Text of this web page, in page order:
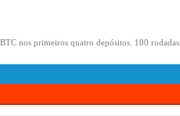
nos primeiros quatro depósitos. 100